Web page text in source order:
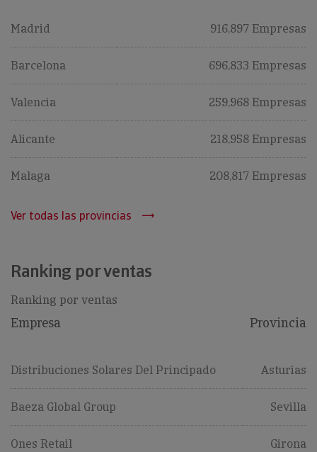
Madrid 916,897 Empresas
Barcelona 696,833 Empresas
Valencia 259,968 Empresas
Alicante 218,958 Empresas
Malaga 208,817 Empresas
Ver todas las provincias
Ranking por ventas
Ranking por ventas
Empresa Provincia
Distribuciones Solares Del Principado Asturias
Baeza Global Group Sevilla
Ones Retail Girona